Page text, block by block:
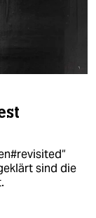
sind die